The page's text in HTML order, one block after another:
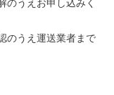
のうえお申し込みく
のうえ運送業者まで